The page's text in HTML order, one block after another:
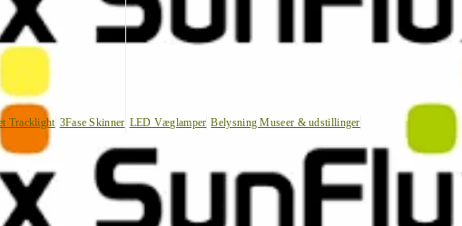
Tracklight 3Fase Skinner LED Væglamper Belysning Museer & udstillinger